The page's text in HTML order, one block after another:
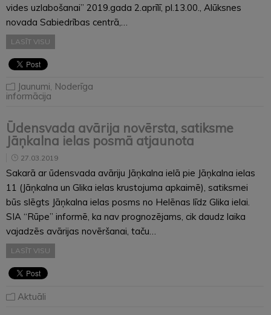
vides uzlabošanai” 2019.gada 2.aprīlī, pl.13.00., Alūksnes
novada Sabiedrības centrā,…
LASĪT VISU
Jaunumi Noderīga
informācija
Ūdensvada avārija novērsta, satiksme
Jāņkalna ielas posmā atjaunota
27.03.2019
Sakarā ar ūdensvada avāriju Jāņkalna ielā pie Jāņkalna ielas
11 (Jāņkalna un Glika ielas krustojuma apkaimē), satiksmei
būs slēgts Jāņkalna ielas posms no Helēnas līdz Glika ielai.
SIA “Rūpe” informē, ka nav prognozējams, cik daudz laika
vajadzēs avārijas novēršanai, taču…
LASĪT VISU
Aktuāli